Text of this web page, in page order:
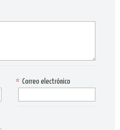
Correo electrónico
*